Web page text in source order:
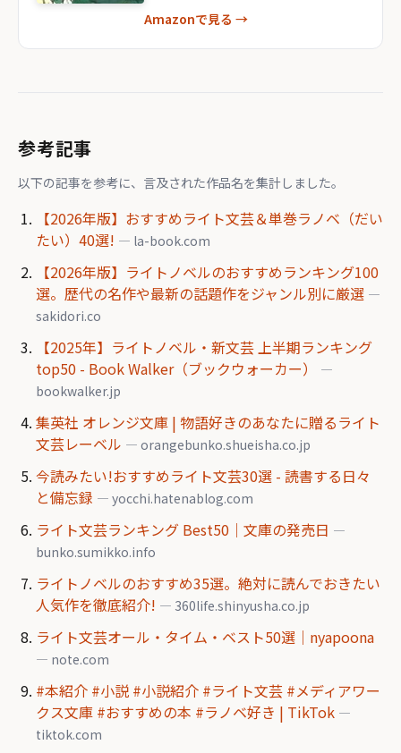
Amazonで見る →
参考記事
以下の記事を参考に、言及された作品名を集計しました。
【2026年版】おすすめライト文芸＆単巻ラノベ（だい
たい）40選! — la-book.com
【2026年版】ライトノベルのおすすめランキング100
選。歴代の名作や最新の話題作をジャンル別に厳選 —
sakidori.co
【2025年】ライトノベル・新文芸 上半期ランキング
top50 - Book Walker（ブックウォーカー）
—
bookwalker.jp
集英社 オレンジ文庫 | 物語好きのあなたに贈るライト
文芸レーベル — orangebunko.shueisha.co.jp
今読みたい!おすすめライト文芸30選 - 読書する日々
と備忘録 — yocchi.hatenablog.com
ライト文芸ランキング Best50｜文庫の発売日 —
bunko.sumikko.info
ライトノベルのおすすめ35選。絶対に読んでおきたい
人気作を徹底紹介! — 360life.shinyusha.co.jp
ライト文芸オール・タイム・ベスト50選｜nyapoona
— note.com
#本紹介 #小説 #小説紹介 #ライト文芸 #メディアワー
クス文庫 #おすすめの本 #ラノベ好き | TikTok —
tiktok.com